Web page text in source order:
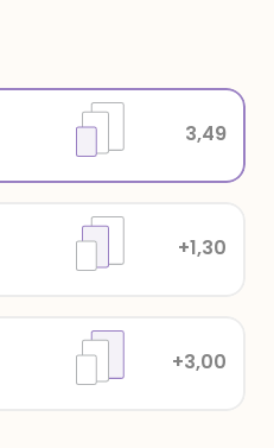
+3,00
+1,30
3,49